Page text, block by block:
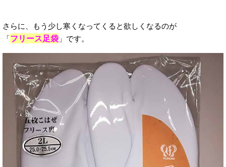
さらに、もう少し寒くなってくると欲しくなるのが
「フリース足袋 」です。